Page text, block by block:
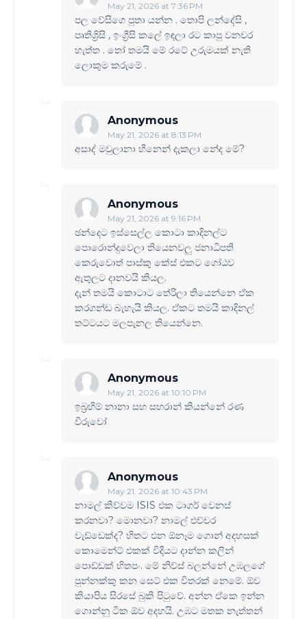
May 21, 2026 at 7:36 PM
පල වේසිගෙ පුතා යන්න . තොපි ලන්දේසි ,
පෘතිශ්‍රිසි , ඉංග්‍රීසි කලේ ඉඳලා රට කාපු වනචර
හැත්ත . තෝ තමයි මේ රටේ උරුමයක් නැති
ලොකුම කරුමේ .
Anonymous
May 21, 2026 at 8:13 PM
අසාද් මවුලානා හීනෙන් දැකලා නේද මේ?
Anonymous
May 21, 2026 at 9:16 PM
ඡන්දෙට ඉස්සෙල්ල කොටා කාදිනල්ට
පොරොන්දුවෙලා තියෙනවලු ජනාධිපති
කෙරුවොත් පාස්කු කේස් එකට ගෝඨව
ඇතුලට දානවයි කියල.
දැන් තමයි කොටාට තේරිලා තියෙන්නෙ ඒක
කරගන්ඩ බැහැයි කියල. ඒකට තමයි කාදිනල්
තට්ටයට මලපැනල තියෙන්නෙ.
Anonymous
May 21, 2026 at 10:10 PM
ඉබ්‍රහිම් නානා සහ සහරාන් කියන්නේ රණ
විරුවෝ
Anonymous
May 21, 2026 at 10:43 PM
නාමල් කිව්වම ISIS එක ටාගර් වෙනස්
කරනවා? මොනවා? නාමල් එච්චර
වැඩ්ඩෙක්ද? හිතට එන ඕනෑම ගොන් අදහසක්
කොමෙන්ට් එකක් විදියට දාන්න කලින්
පොඩ්ඩක් හිතපං. මේ නිව්ස් බලන්නේ උඹලගේ
පුන්නක්කු කන සෙට් එක විතරක් නෙමේ. ඕව
කියාපිය සිරසේ බුකි පි‍ටුවේ. අන්න ඒකෙ ඉන්න
ගොන්නු ටික ඕව අදහයි. උඹට මතක නැත්තන්